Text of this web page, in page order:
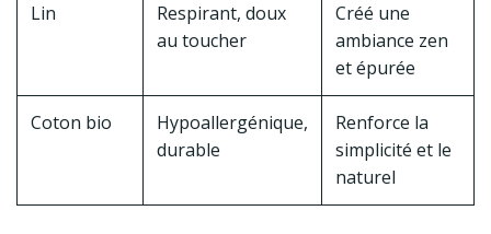
Lin
Respirant, doux
au toucher
Créé une
ambiance zen
et épurée
Coton bio
Hypoallergénique,
durable
Renforce la
simplicité et le
naturel